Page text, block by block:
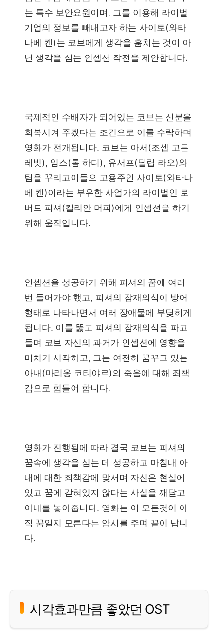
는 특수 보안요원이며, 그를 이용해 라이벌
기업의 정보를 빼내고자 하는 사이토(와타
나베 켄)는 코브에게 생각을 훔치는 것이 아
닌 생각을 심는 인셉션 작전을 제안합니다.
국제적인 수배자가 되어있는 코브는 신분을
회복시켜 주겠다는 조건으로 이를 수락하며
영화가 전개됩니다. 코브는 아서(조셉 고든
레빗), 임스(톰 하디), 유서프(딜립 라오)와
팀을 꾸리고이들으 고용주인 사이토(와타나
베 켄)이라는 부유한 사업가의 라이벌인 로
버트 피셔(킬리안 머피)에게 인셉션을 하기
위해 움직입니다.
인셉션을 성공하기 위해 피셔의 꿈에 여러
번 들어가야 했고, 피셔의 잠재의식이 방어
형태로 나타나면서 여러 장애물에 부딪히게
됩니다. 이를 뚫고 피셔의 잠재의식을 파고
들며 코브 자신의 과거가 인셉션에 영향을
미치기 시작하고, 그는 여전히 꿈꾸고 있는
아내(마리옹 코티야르)의 죽음에 대해 죄책
감으로 힘들어 합니다.
영화가 진행됨에 따라 결국 코브는 피셔의
꿈속에 생각을 심는 데 성공하고 마침내 아
내에 대한 죄책감에 맞서며 자신은 현실에
있고 꿈에 갇혀있지 않다는 사실을 깨닫고
아내를 놓아줍니다. 영화는 이 모든것이 아
직 꿈일지 모른다는 암시를 주며 끝이 납니
다.
시각효과만큼 좋았던 OST